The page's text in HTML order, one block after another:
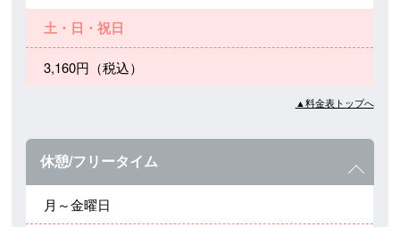
土・日・祝日
3,160円（税込）
▲料金表トップへ
休憩/フリータイム
月～金曜日